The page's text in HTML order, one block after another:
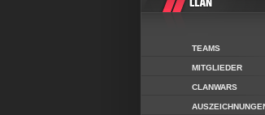
TEAMS
MITGLIEDER
CLANWARS